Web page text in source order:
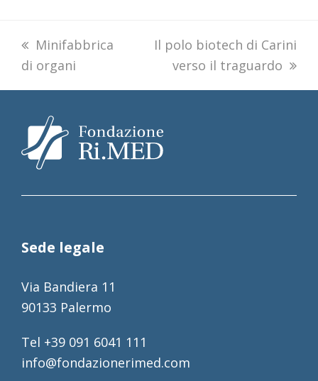
previous
post:
Minifabbrica
di organi
next
post:
Il polo biotech di Carini
verso il traguardo
Sede legale
Via Bandiera 11
90133 Palermo
Tel +39 091 6041 111
info@fondazionerimed.com